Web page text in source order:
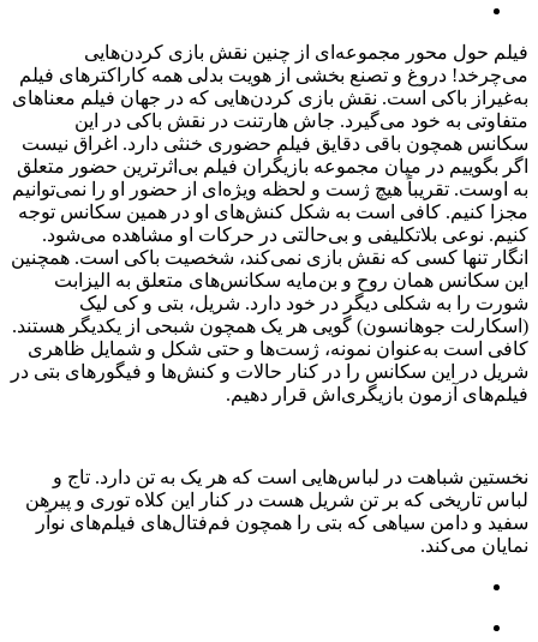
فیلم حول محور مجموعه‌ای از چنین نقش بازی کردن‌هایی
می‌چرخد! دروغ و تصنع بخشی از هویت بدلی همه کاراکترهای فیلم
به‌غیراز باکی است. نقش بازی کردن‌هایی که در جهان فیلم معناهای
متفاوتی به خود می‌گیرد. جاش هارتنت در نقش باکی در این
سکانس همچون باقی دقایق فیلم حضوری خنثی دارد. اغراق نیست
اگر بگوییم در میان مجموعه بازیگران فیلم بی‌اثرترین حضور متعلق
به اوست. تقریباً هیچ ژست و لحظه ویژه‌ای از حضور او را نمی‌توانیم
مجزا کنیم. کافی است به شکل کنش‌های او در همین سکانس توجه
کنیم. نوعی بلاتکلیفی و بی‌حالتی در حرکات او مشاهده می‌شود.
انگار تنها کسی که نقش بازی نمی‌کند، شخصیت باکی است. همچنین
این سکانس همان روح و بن‌مایه سکانس‌های متعلق به الیزابت
شورت را به شکلی دیگر در خود دارد. شریل، بتی و کی لیک
(اسکارلت جوهانسون) گویی هر یک همچون شبحی از یکدیگر هستند.
کافی است به‌عنوان نمونه، ژست‌ها و حتی شکل و شمایل ظاهری‌
شریل در این سکانس را در کنار حالات و کنش‌ها و فیگورهای بتی در
فیلم‌های آزمون بازیگری‌اش قرار دهیم.
نخستین شباهت در لباس‌هایی است که هر یک به تن دارد. تاج و
لباس تاریخی که بر تن شریل هست در کنار این کلاه توری و پیرهن
سفید و دامن سیاهی که بتی را همچون فم‌فتال‌های فیلم‌های نوآر
نمایان می‌کند.